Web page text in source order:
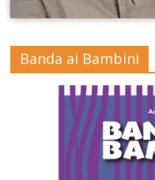
Banda ai Bambini